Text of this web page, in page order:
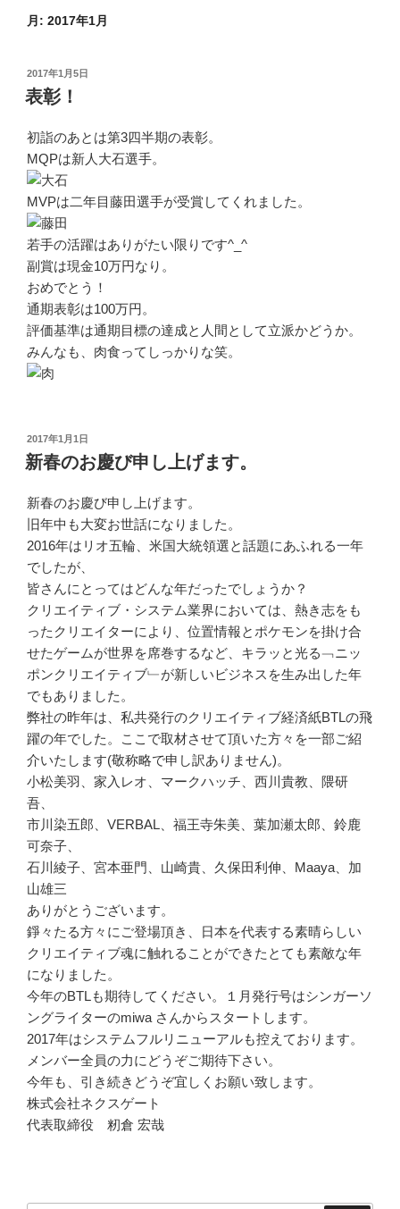
月: 2017年1月
投
稿
日:
2017年1月5日
表彰！
初詣のあとは第3四半期の表彰。
MQPは新人大石選手。
MVPは二年目藤田選手が受賞してくれました。
若手の活躍はありがたい限りです^_^
副賞は現金10万円なり。
おめでとう！
通期表彰は100万円。
評価基準は通期目標の達成と人間として立派かどうか。
みんなも、肉食ってしっかりな笑。
投
稿
日:
2017年1月1日
新春のお慶び申し上げます。
新春のお慶び申し上げます。
旧年中も大変お世話になりました。
2016年はリオ五輪、米国大統領選と話題にあふれる一年
でしたが、
皆さんにとってはどんな年だったでしょうか？
クリエイティブ・システム業界においては、熱き志をも
ったクリエイターにより、位置情報とポケモンを掛け合
せたゲームが世界を席巻するなど、キラッと光る﹁ニッ
ポンクリエイティブ﹂が新しいビジネスを生み出した年
でもありました。
弊社の昨年は、私共発行のクリエイティブ経済紙BTLの飛
躍の年でした。ここで取材させて頂いた方々を一部ご紹
介いたします(敬称略で申し訳ありません)。
小松美羽、家入レオ、マークハッチ、西川貴教、隈研
吾、
市川染五郎、VERBAL、福王寺朱美、葉加瀬太郎、鈴鹿
可奈子、
石川綾子、宮本亜門、山崎貴、久保田利伸、Maaya、加
山雄三
ありがとうございます。
錚々たる方々にご登場頂き、日本を代表する素晴らしい
クリエイティブ魂に触れることができたとても素敵な年
になりました。
今年のBTLも期待してください。１月発行号はシンガーソ
ングライターのmiwa さんからスタートします。
2017年はシステムフルリニューアルも控えております。
メンバー全員の力にどうぞご期待下さい。
今年も、引き続きどうぞ宜しくお願い致します。
株式会社ネクスゲート
代表取締役 籾倉 宏哉